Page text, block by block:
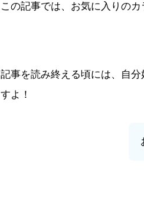
この記事では、お気に入りの
記事を読み終える頃には、自
すよ！